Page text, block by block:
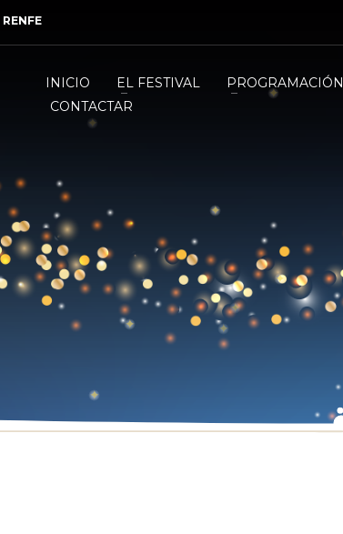
RENFE
INICIO EL FESTIVAL PROGRAMACIÓN
CONTACTAR